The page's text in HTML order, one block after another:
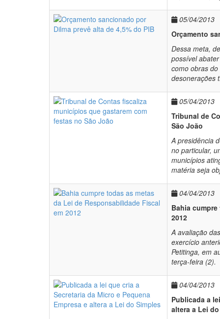
05/04/2013
Orçamento
Dessa meta,
possível
como obras
desonerações
05/04/2013
Tribunal de
São João
A presidência
no particular,
municípios
matéria seja
04/04/2013
Bahia
2012
A avaliação
exercício
Petitinga, em
terça-feira (2).
04/04/2013
Publicada a
altera a Lei